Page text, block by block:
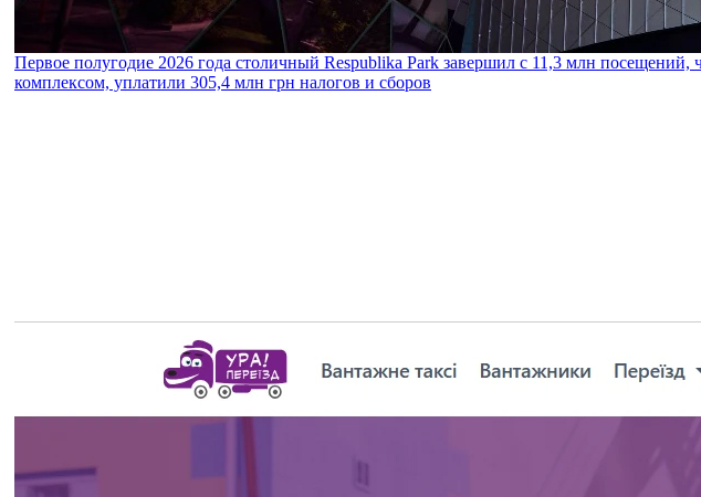
Первое полугодие 2026 года столичный Respublika Park завершил с 11,3 млн
комплексом, уплатили 305,4 млн грн налогов и сборов